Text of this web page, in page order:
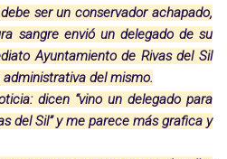
ser un conservador achapado,
sangre envió un delegado de su
Ayuntamiento de Rivas del Sil
del mismo.
dicen “vino un delegado para
del Sil” y me parece más grafica y